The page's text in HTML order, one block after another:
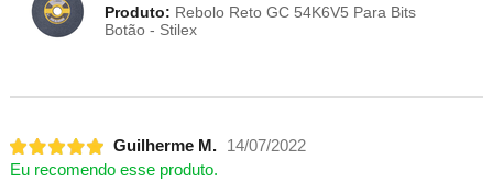
Produto: Rebolo Reto GC 54K6V5 Para Bits
Botão - Stilex
Guilherme M.
14/07/2022
Eu recomendo esse produto.